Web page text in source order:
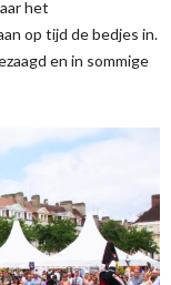
het
op tijd de bedjes in.
en in sommige